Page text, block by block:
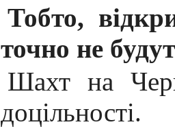
Тобто,
точно не
Шахт на
доцільності.